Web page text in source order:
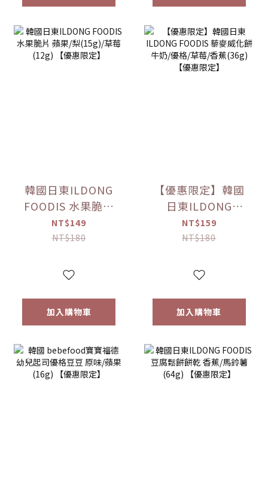
韓國日東ILDONG
FOODIS 水果脆片
蘋果/梨(15g)/草莓
(12g) 【優惠限定】
NT$149
NT$180
加入購物車
【優惠限定】韓國
日東ILDONG
FOODIS 藜麥威化
餅 牛奶/優格/草莓/
定】
NT$159
NT$180
加入購物車